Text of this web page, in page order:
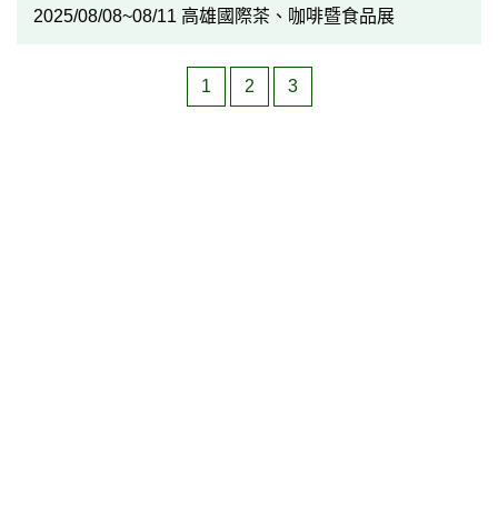
2025/08/08~08/11 高雄國際茶、咖啡暨食品展
1 2 3